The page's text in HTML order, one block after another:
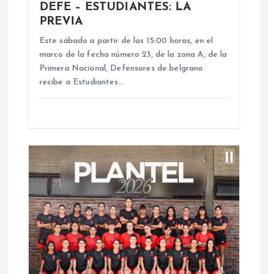
d
a
s
DEFE – ESTUDIANTES: LA
PREVIA
Este sábado a partir de las 15:00 horas, en el
marco de la fecha número 23, de la zona A, de la
Primera Nacional, Defensores de belgrano
recibe a Estudiantes…